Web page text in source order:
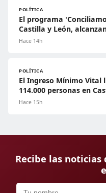
POLÍTICA
El programa
Castilla y León,
Hace 14h
POLÍTICA
El Ingreso Mínimo Vital
114.000 personas en
Hace 15h
Recibe las